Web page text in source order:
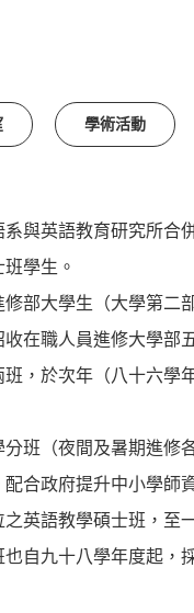
學術活動
與英語教育研究所合
學生。
大學生（大學第二
在職人員進修大學部
，於次年（八十六學
班（夜間及暑期進修
合政府提升中小學師
英語教學碩士班，至
自九十八學年度起，